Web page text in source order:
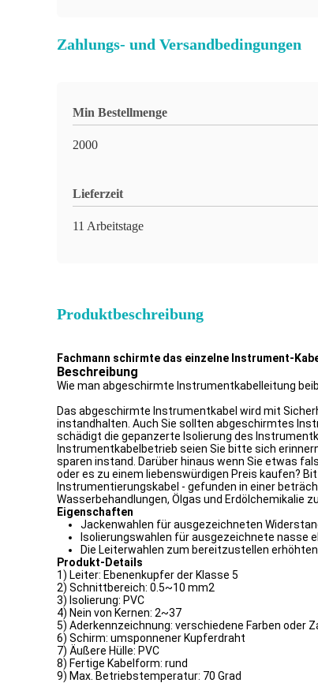
Zahlungs- und Versandbedingungen
Min Bestellmenge
2000
Lieferzeit
11 Arbeitstage
Produktbeschreibung
Fachmann schirmte das einzelne Instrument-
Beschreibung
Wie man abgeschirmte Instrumentkabelleitung
Das abgeschirmte Instrumentkabel wird mit
instandhalten. Auch Sie sollten abgeschirmtes
schädigt die gepanzerte Isolierung des
Instrumentkabelbetrieb seien Sie bitte sich
sparen instand. Darüber hinaus wenn Sie etwas
oder es zu einem liebenswürdigen Preis kaufen?
Instrumentierungskabel - gefunden in einer
Wasserbehandlungen, Ölgas und Erdölchemikalie
Eigenschaften
Jackenwahlen für ausgezeichneten
Isolierungswahlen für ausgezeichnete nasse
Die Leiterwahlen zum bereitzustellen
Produkt-Details
1) Leiter: Ebenenkupfer der Klasse 5
2) Schnittbereich: 0.5~10 mm2
3) Isolierung: PVC
4) Nein von Kernen: 2~37
5) Aderkennzeichnung: verschiedene Farben oder
6) Schirm: umsponnener Kupferdraht
7) Äußere Hülle: PVC
8) Fertige Kabelform: rund
9) Max. Betriebstemperatur: 70 Grad